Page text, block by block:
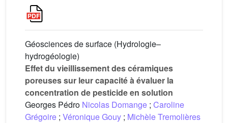
Géosciences de surface (Hydrologie–
hydrogéologie)
Effet du vieillissement des céramiques
poreuses sur leur capacité à évaluer la
concentration de pesticide en solution
Georges Pédro Nicolas Domange ; Caroline
Grégoire ; Véronique Gouy ; Michèle Tremolières